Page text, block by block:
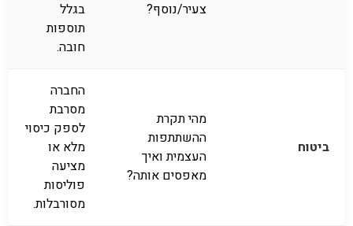
צעיר/נוסף?
בגלל
תוספות
חובה.
ביטוח
מהי תקרת
ההשתתפות
העצמית ואיך
מאפסים אותה?
החברה
מסרבת
לספק כיסוי
מלא או
מציעה
פוליסות
מסורבלות.